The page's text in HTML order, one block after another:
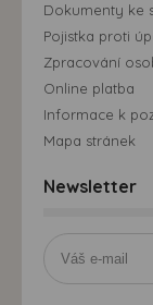
Dokumenty ke
Pojistka proti
Zpracování
Online platba
Informace k
Mapa stránek
Newsletter